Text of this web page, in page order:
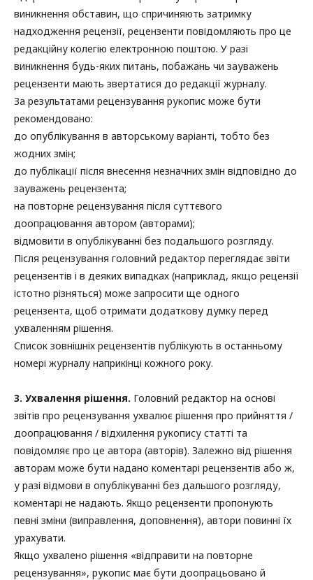
виникнення обставин, що спричиняють затримку
надходження рецензії, рецензенти повідомляють про це
редакційну колегію електронною поштою. У разі
виникнення будь-яких питань, побажань чи зауважень
рецензенти мають звертатися до редакції журналу.
За результатами рецензування рукопис може бути
рекомендовано:
до опублікування в авторському варіанті, тобто без
жодних змін;
до публікації після внесення незначних змін відповідно до
зауважень рецензента;
на повторне рецензування після суттєвого
доопрацювання автором (авторами);
відмовити в опублікуванні без подальшого розгляду.
Після рецензування головний редактор переглядає звіти
рецензентів і в деяких випадках (наприклад, якщо рецензії
істотно різняться) може запросити ще одного
рецензента, щоб отримати додаткову думку перед
ухваленням рішення.
Список зовнішніх рецензентів публікують в останньому
номері журналу наприкінці кожного року.
3. Ухвалення рішення. Головний редактор на основі
звітів про рецензування ухвалює рішення про прийняття /
доопрацювання / відхилення рукопису статті та
повідомляє про це автора (авторів). Залежно від рішення
авторам може бути надано коментарі рецензентів або ж,
у разі відмови в опублікуванні без дальшого розгляду,
коментарі не надають. Якщо рецензенти пропонують
певні зміни (виправлення, доповнення), автори повинні їх
урахувати.
Якщо ухвалено рішення «відправити на повторне
рецензування», рукопис має бути доопрацьовано й